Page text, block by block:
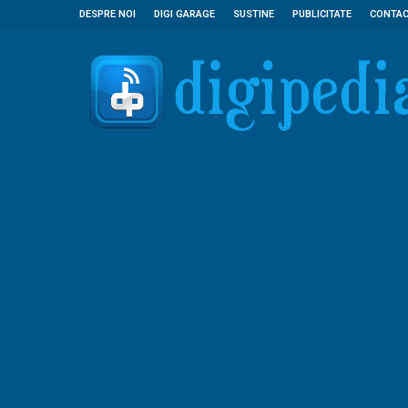
DESPRE NOI DIGI GARAGE SUSTINE PUBLICITATE